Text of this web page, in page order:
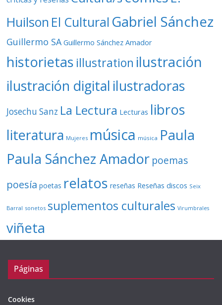
Huilson El Cultural Gabriel Sánchez
Guillermo SA Guillermo Sánchez Amador
historietas illustration ilustración
ilustración digital ilustradoras
Josechu Sanz La Lectura Lecturas libros
literatura Mujeres música música Paula
Paula Sánchez Amador poemas
poesía poetas relatos reseñas Reseñas discos Seix
Barral sonetos suplementos culturales Virumbrales
viñeta
Páginas
Cookies